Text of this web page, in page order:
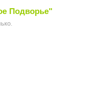
Подворье"